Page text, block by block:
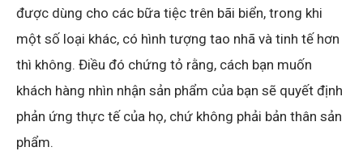
được dùng cho các bữa tiệc trên bãi biển, trong khi
một số loại khác, có hình tượng tao nhã và tinh tế hơn
thì không. Điều đó chứng tỏ rằng, cách bạn muốn
khách hàng nhìn nhận sản phẩm của bạn sẽ quyết định
phản ứng thực tế của họ, chứ không phải bản thân sản
phẩm.